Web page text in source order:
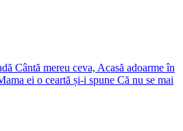
Cântă mereu ceva, Acasă adoarme în
ei o ceartă și-i spune Că nu se mai